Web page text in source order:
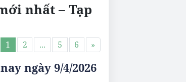
nhất – Tạp
1 2 ... 5 6 »
ngày 9/4/2026